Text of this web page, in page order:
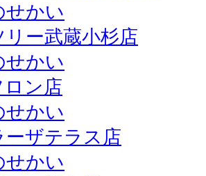
せかい
リー武蔵小杉店
せかい
ロン店
せかい
ーザテラス店
せかい